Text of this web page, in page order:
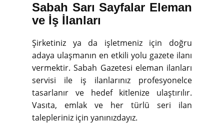
Sabah Sarı Sayfalar Eleman
ve İş İlanları
Şirketiniz ya da işletmeniz için doğru
adaya ulaşmanın en etkili yolu gazete ilanı
vermektir. Sabah Gazetesi eleman ilanları
servisi ile iş ilanlarınız profesyonelce
tasarlanır ve hedef kitlenize ulaştırılır.
Vasıta, emlak ve her türlü seri ilan
talepleriniz için yanınızdayız.